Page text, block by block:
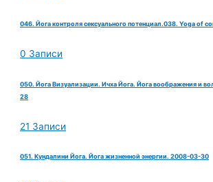
046. Йога контроля сексуального потенциал.038. Yoga of
0 Записи
050. Йога Визуализации. Ичха Йога. Йога воображения и
28
21 Записи
051. Кундалини Йога. Йога жизненной энергии. 2008-03-30